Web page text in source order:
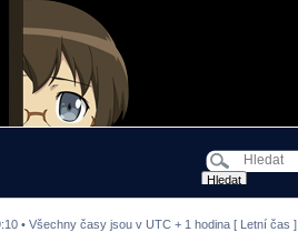
• Všechny časy jsou v UTC + 1 hodina [ Letní čas ]